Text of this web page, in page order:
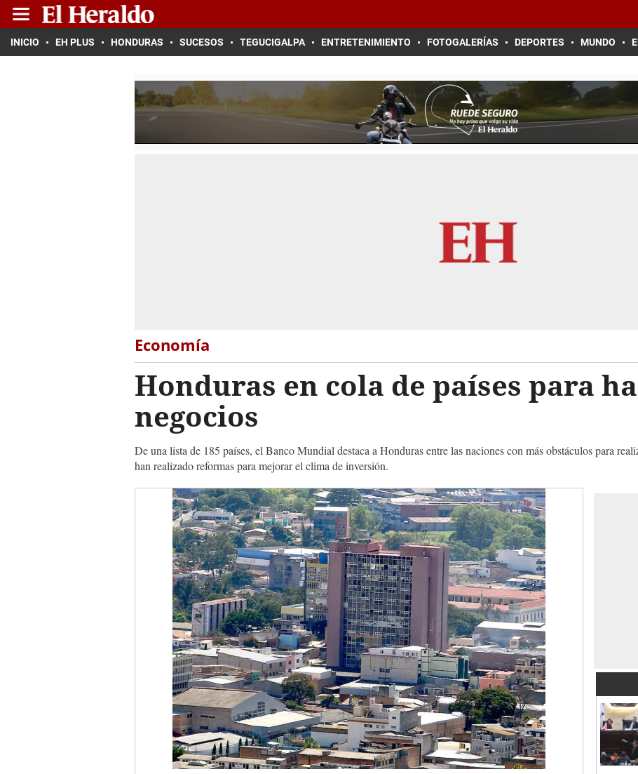
INICIO EH PLUS HONDURAS SUCESOS TEGUCIGALPA ENTRETENIMIENTO FOTOGALERÍAS DEPORTES MUNDO
Economía
Honduras en cola de países para
negocios
De una lista de 185 países, el Banco Mundial destaca a Honduras entre las naciones con más obstáculos para
han realizado reformas para mejorar el clima de inversión.